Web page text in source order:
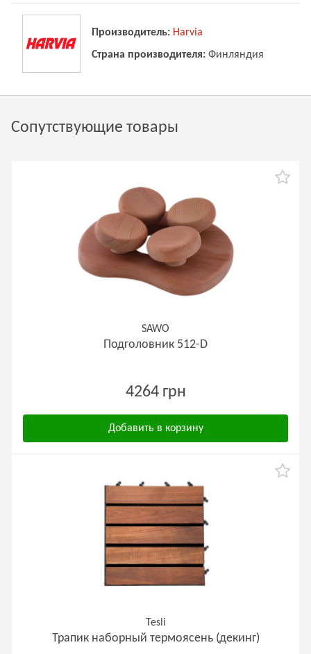
Производитель: Harvia
Страна производителя: Финляндия
Сопутствующие товары
SAWO
Подголовник 512-D
4264 грн
Добавить в корзину
Tesli
Трапик наборный термоясень (декинг)